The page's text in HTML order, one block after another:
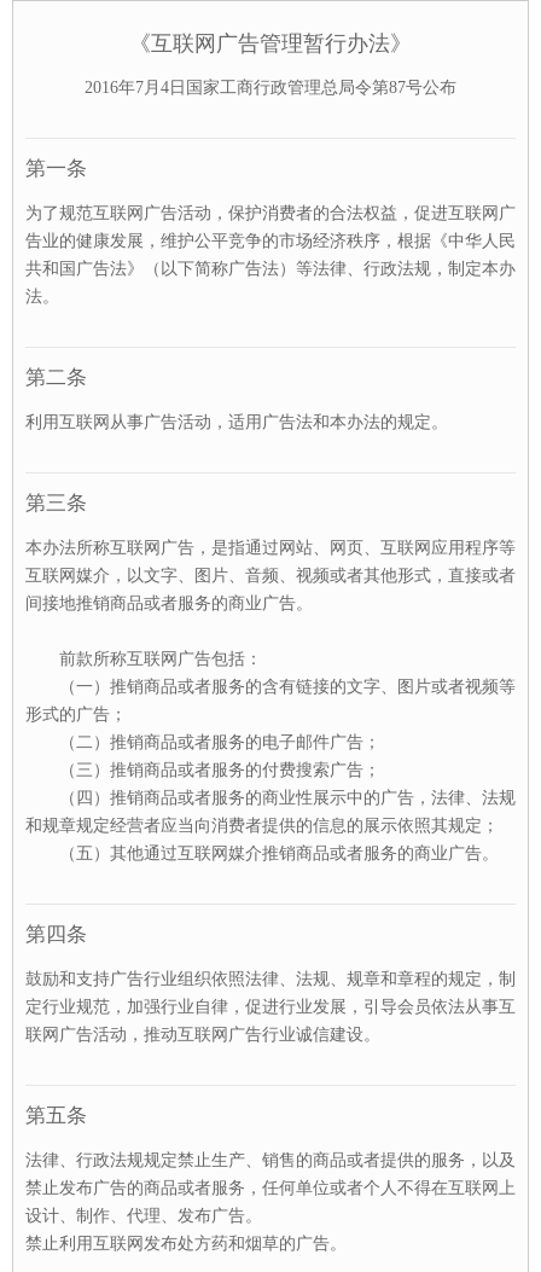
《互联网广告管理暂行办法》
2016年7月4日国家工商行政管理总局令第87号公布
第一条
为了规范互联网广告活动，保护消费者的合法权益，促进互联网广
告业的健康发展，维护公平竞争的市场经济秩序，根据《中华人民
共和国广告法》（以下简称广告法）等法律、行政法规，制定本办
法。
第二条
利用互联网从事广告活动，适用广告法和本办法的规定。
第三条
本办法所称互联网广告，是指通过网站、网页、互联网应用程序等
互联网媒介，以文字、图片、音频、视频或者其他形式，直接或者
间接地推销商品或者服务的商业广告。
前款所称互联网广告包括：
（一）推销商品或者服务的含有链接的文字、图片或者视频等
形式的广告；
（二）推销商品或者服务的电子邮件广告；
（三）推销商品或者服务的付费搜索广告；
（四）推销商品或者服务的商业性展示中的广告，法律、法规
和规章规定经营者应当向消费者提供的信息的展示依照其规定；
（五）其他通过互联网媒介推销商品或者服务的商业广告。
第四条
鼓励和支持广告行业组织依照法律、法规、规章和章程的规定，制
定行业规范，加强行业自律，促进行业发展，引导会员依法从事互
联网广告活动，推动互联网广告行业诚信建设。
第五条
法律、行政法规规定禁止生产、销售的商品或者提供的服务，以及
禁止发布广告的商品或者服务，任何单位或者个人不得在互联网上
设计、制作、代理、发布广告。
禁止利用互联网发布处方药和烟草的广告。